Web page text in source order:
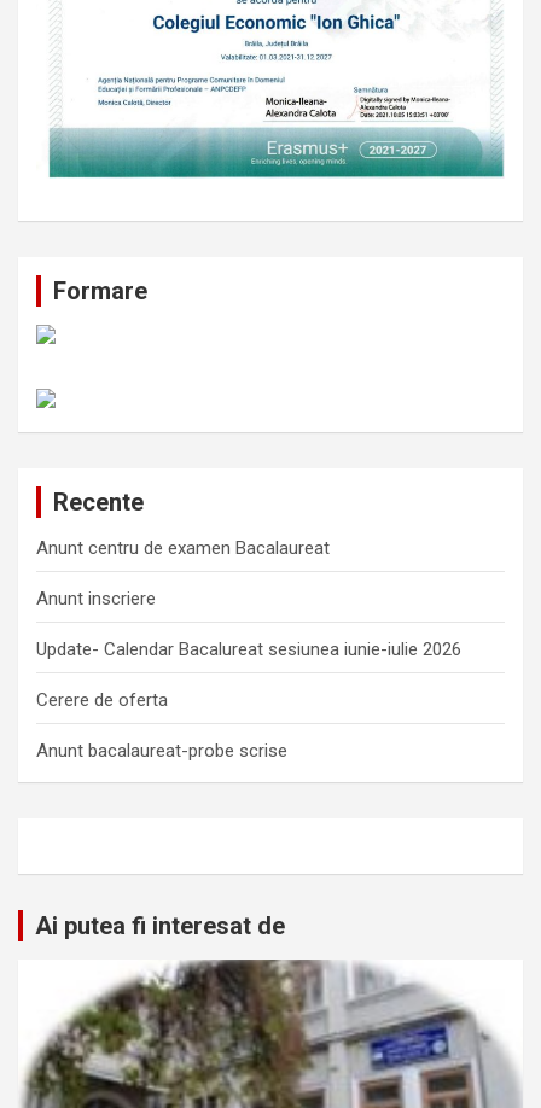
Formare
Recente
Anunt centru de examen Bacalaureat
Anunt inscriere
Update- Calendar Bacalureat sesiunea iunie-iulie 2026
Cerere de oferta
Anunt bacalaureat-probe scrise
Ai putea fi interesat de